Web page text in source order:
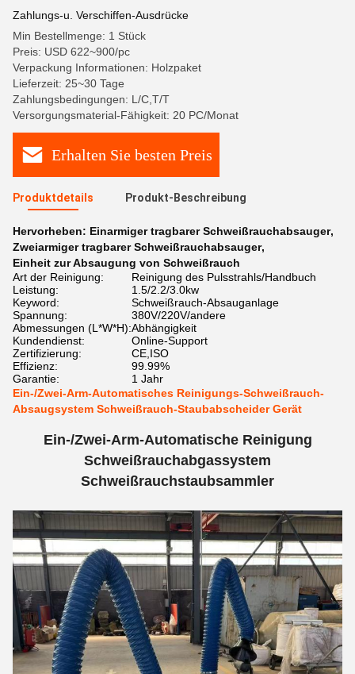
Zahlungs-u. Verschiffen-Ausdrücke
Min Bestellmenge: 1 Stück
Preis: USD 622~900/pc
Verpackung Informationen: Holzpaket
Lieferzeit: 25~30 Tage
Zahlungsbedingungen: L/C,T/T
Versorgungsmaterial-Fähigkeit: 20 PC/Monat
Erhalten Sie besten Preis
Produktdetails Produkt-Beschreibung
Hervorheben: Einarmiger tragbarer Schweißrauchabsauger,
Zweiarmiger tragbarer Schweißrauchabsauger,
Einheit zur Absaugung von Schweißrauch
Art der Reinigung:
Reinigung des Pulsstrahls/Handbuch
Leistung:
1.5/2.2/3.0kw
Keyword:
Schweißrauch-Absauganlage
Spannung:
380V/220V/andere
Abmessungen (L*W*H):Abhängigkeit
Kundendienst:
Online-Support
Zertifizierung:
CE,ISO
Effizienz:
99.99%
Garantie:
1 Jahr
Ein-/Zwei-Arm-Automatisches Reinigungs-Schweißrauch-
Absaugsystem Schweißrauch-Staubabscheider Gerät
Ein-/Zwei-Arm-Automatische Reinigung
Schweißrauchabgassystem
Schweißrauchstaubsammler